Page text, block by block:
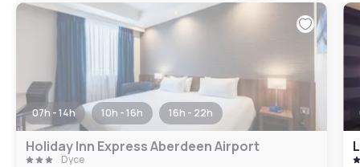
07h - 14h 10h - 16h 16h - 22h
Holiday Inn Express Aberdeen Airport
Dyce